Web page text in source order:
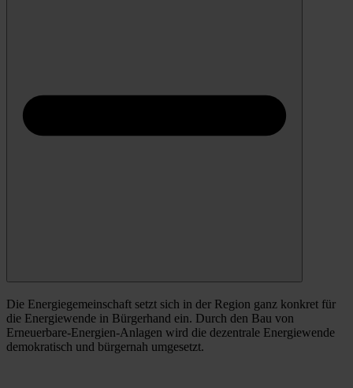
Die Energiegemeinschaft setzt sich in der Region ganz konkret für
die Energiewende in Bürgerhand ein. Durch den Bau von
Erneuerbare-Energien-Anlagen wird die dezentrale Energiewende
demokratisch und bürgernah umgesetzt.